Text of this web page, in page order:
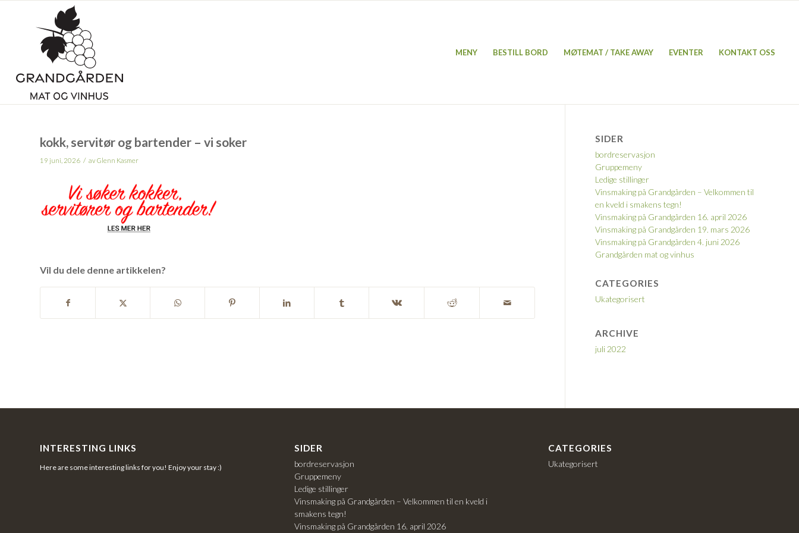
MENY BESTILL BORD MØTEMAT / TAKE AWAY EVENTER KONTAKT OSS
kokk, servitør og bartender – vi soker
19 juni, 2026 / avGlenn Kasmer
Vil du dele denne artikkelen?
SIDER
bordreservasjon
Gruppemeny
Ledige stillinger
Vinsmaking på Grandgården – Velkommen til
en kveld i smakens tegn!
Vinsmaking på Grandgården 16. april 2026
Vinsmaking på Grandgården 19. mars 2026
Vinsmaking på Grandgården 4. juni 2026
Grandgården mat og vinhus
CATEGORIES
Ukategorisert
ARCHIVE
juli 2022
INTERESTING LINKS
Here are some interesting links for you! Enjoy your stay :)
SIDER
bordreservasjon
Gruppemeny
Ledige stillinger
Vinsmaking på Grandgården – Velkommen til en kveld i
smakens tegn!
Vinsmaking på Grandgården 16. april 2026
CATEGORIES
Ukategorisert